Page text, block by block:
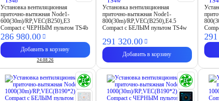
Установка вентиляционная
приточно-вытяжная Node1-
600(30m)/RP,VEC(B250),E3
Compact с ЧЕРНЫМ пультом TS4b
286 980.00
Добавить в корзину
24.08.26
Установка вентиляционная
приточно-вытяжная Node1-
800(30m)/RP,VEC(B250),E4.5
Compact с БЕЛЫМ пультом TS4w
291 320.00
Добавить в корзину